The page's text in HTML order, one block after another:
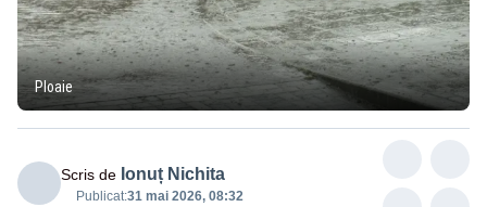
Ploaie
Scris de Ionuț Nichita
Publicat:31 mai 2026, 08:32